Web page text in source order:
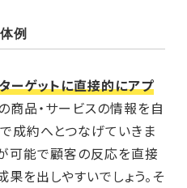
例
ーゲットに直接的にアプ
商品・サービスの情報を自
成約へとつなげていきま
可能で顧客の反応を直接
を出しやすいでしょう。そ